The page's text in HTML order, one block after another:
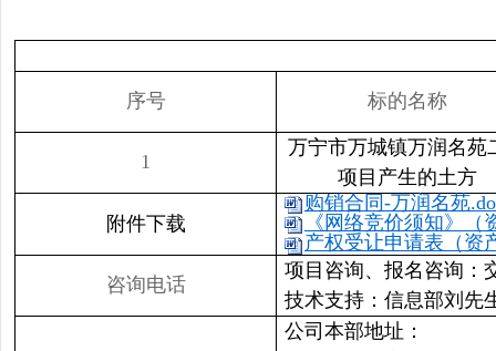
序号 标的名称
1
万宁市万城镇万润名苑
项目产生的土方
附件下载
购销合同-万润名苑
《网络竞价须知》（
产权受让申请表（资
咨询电话
项目咨询、报名咨询：
技术支持：信息部刘先
公司本部地址：